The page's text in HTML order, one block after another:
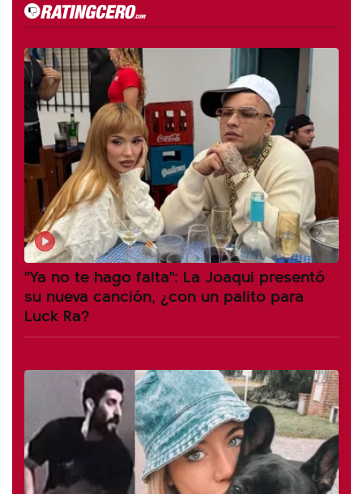
"Ya no te hago falta": La Joaqui presentó
su nueva canción, ¿con un palito para
Luck Ra?